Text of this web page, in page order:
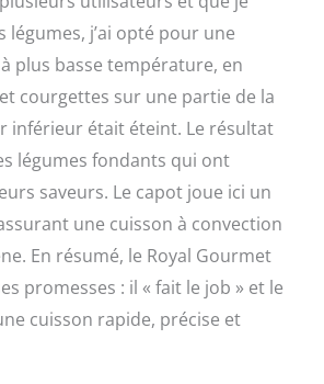
légumes, j’ai opté pour une
plus basse température, en
courgettes sur une partie de la
inférieur était éteint. Le résultat
légumes fondants qui ont
saveurs. Le capot joue ici un
une cuisson à convection
En résumé, le Royal Gourmet
promesses : il « fait le job » et le
cuisson rapide, précise et